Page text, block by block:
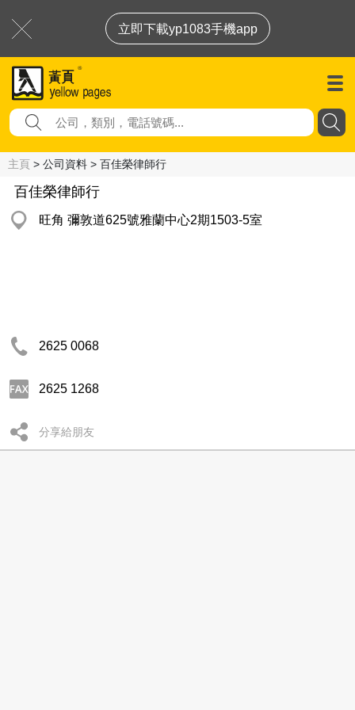
立即下載yp1083手機app
主頁 > 公司資料 > 百佳榮律師行
百佳榮律師行
旺角 彌敦道625號雅蘭中心2期1503-5室
2625 0068
2625 1268
分享給朋友